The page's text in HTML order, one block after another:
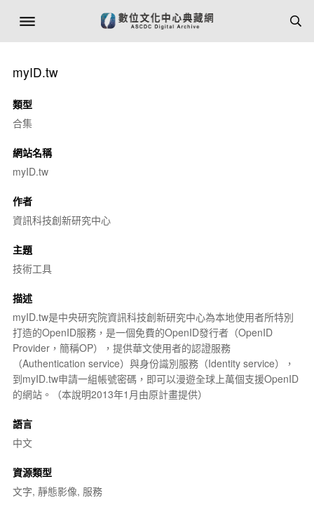
myID.tw
類型
合集
網站名稱
myID.tw
作者
資訊科技創新研究中心
主題
技術工具
描述
myID.tw是中央研究院資訊科技創新研究中心為本地使用者所特別
打造的OpenID服務，是一個免費的OpenID發行者（OpenID
Provider，簡稱OP），提供華文使用者的認證服務
（Authentication service）與身份識別服務（Identity service），
到myID.tw申請一組帳號密碼，即可以漫遊全球上萬個支援OpenID
的網站。（本說明2013年1月由原計畫提供）
語言
中文
資源類型
文字, 靜態影像, 服務